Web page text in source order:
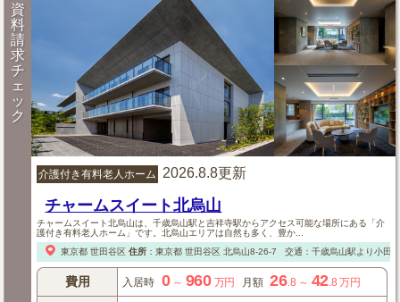
資
料
請
求
チ
ェ
ッ
ク
介護付き有料老人ホーム 2026.8.8更新
チャームスイート北烏山
チャームスイート北烏山は、千歳烏山駅と吉祥寺駅からアクセス可能な場所にある「介
護付き有料老人ホーム」です。北烏山エリアは自然も多く、豊か...
東京都 世田谷区 住所： 東京都 世田谷区北烏山8-26-7 交通：千歳烏山駅より小田
費用 入居時 0～ 960 万円 月額 26.8 ～ 42.8 万円